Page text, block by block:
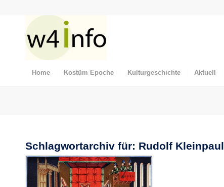
Home Kostüm Epoche Kulturgeschichte Aktuell
Schlagwortarchiv für: Rudolf Kleinpaul